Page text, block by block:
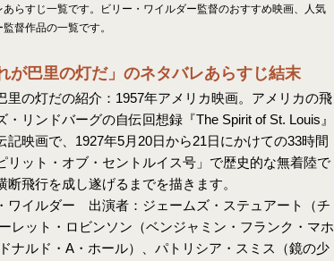
らすじ一覧です。ビリー・ワイルダー監督のおすすめ映画、人気
督作品の一覧です。
が巴里の灯だ」のネタバレあらすじ結末
里の灯だの紹介：1957年アメリカ映画。アメリカの飛
・リンドバーグの自伝回想録『The Spirit of St. Louis』
記映画で、1927年5月20日から21日にかけての33時間
リット・オブ・セントルイス号」で歴史的な無着陸で
断飛行を成し遂げるまでを描きます。
ワイルダー 出演者：ジェームズ・ステュアート（チ
レット・ロビンソン（ベンジャミン・フランク・マホ
ナルド・A・ホール）、パトリシア・スミス（鏡の少